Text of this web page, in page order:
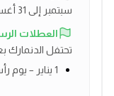
سبتمبر إلى 31 أغسطس.
العطلات
تحتفل
1 يناير – يوم رأس السنة